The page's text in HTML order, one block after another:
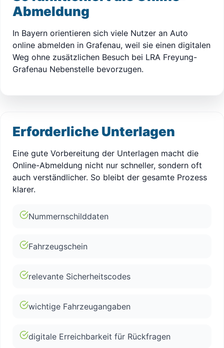
Abmeldung
In Bayern orientieren sich viele Nutzer an Auto
online abmelden in Grafenau, weil sie einen digitalen
Weg ohne zusätzlichen Besuch bei LRA Freyung-
Grafenau Nebenstelle bevorzugen.
Erforderliche Unterlagen
Eine gute Vorbereitung der Unterlagen macht die
Online-Abmeldung nicht nur schneller, sondern oft
auch verständlicher. So bleibt der gesamte Prozess
klarer.
Nummernschilddaten
Fahrzeugschein
relevante Sicherheitscodes
wichtige Fahrzeugangaben
digitale Erreichbarkeit für Rückfragen